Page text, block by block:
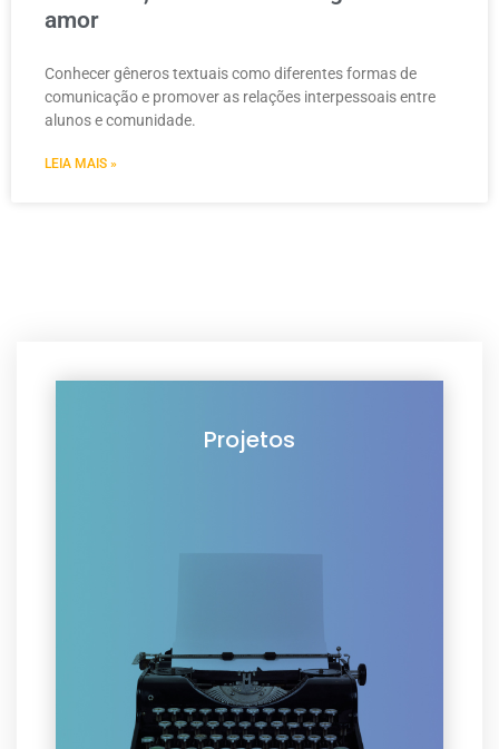
amor
Conhecer gêneros textuais como diferentes formas de
comunicação e promover as relações interpessoais entre
alunos e comunidade.
LEIA MAIS »
Projetos